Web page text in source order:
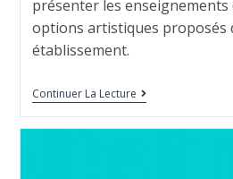
présenter les enseignements
options artistiques proposés
établissement.
Continuer La Lecture